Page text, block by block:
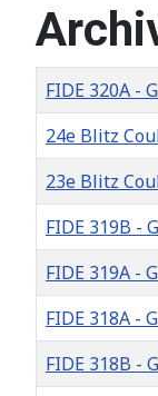
Titre Date
FIDE 320A -
24e Blitz
23e Blitz
FIDE 319B -
FIDE 319A -
FIDE 318A -
FIDE 318B -